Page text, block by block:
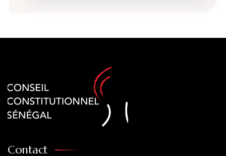
Contact